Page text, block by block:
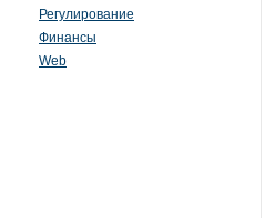
Регулирование
Финансы
Web